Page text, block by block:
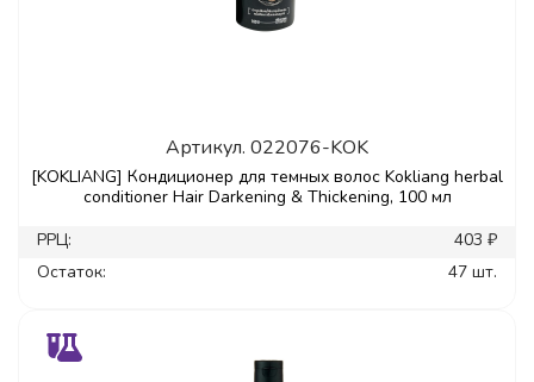
Артикул. 022076-KOK
[KOKLIANG] Кондиционер для темных волос Kokliang herbal
conditioner Hair Darkening & Thickening, 100 мл
РРЦ:
403 ₽
Остаток:
47 шт.